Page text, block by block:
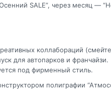
SALE”, через месяц —
коллабораций
для автопарков и франчайзи.
под фирменный стиль.
полиграфии